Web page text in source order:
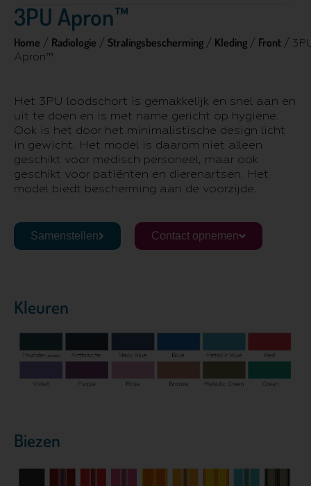
3PU Apron™
Home / Radiologie / Stralingsbescherming / Kleding / Front /
Apron™
Het 3PU loodschort is gemakkelijk en snel aan en
uit te doen en is met name gericht op hygiëne.
Ook is het door het minimalistische design licht
in gewicht. Het model is daarom niet alleen
geschikt voor medisch personeel, maar ook
geschikt voor patiënten en dierenartsen. Het
model biedt bescherming aan de voorzijde.
Samenstellen Contact opnemen
Kleuren
Biezen